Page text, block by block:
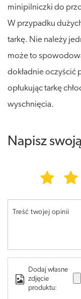
minipilniczki do
W przypadku
tarkę. Nie należy
może to
dokładnie oczyścić
opłukując tarkę
wyschnięcia.
Napisz
Treść twojej opinii
Dodaj własne
zdjęcie
produktu: